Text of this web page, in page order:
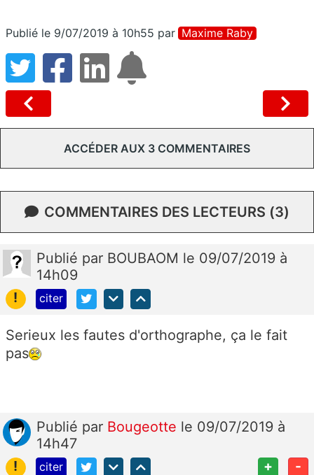
Publié le 9/07/2019 à 10h55 par Maxime Raby
ACCÉDER AUX 3 COMMENTAIRES
COMMENTAIRES DES LECTEURS (3)
Publié par BOUBAOM le 09/07/2019 à
14h09
!
citer
Serieux les fautes d'orthographe, ça le fait
pas
Publié par Bougeotte le 09/07/2019 à
14h47
!
citer + -